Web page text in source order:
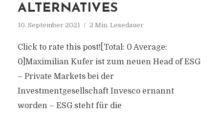
ALTERNATIVES
10. September 2021 2 Min. Lesedauer
Click to rate this post![Total: 0 Average:
0]Maximilian Kufer ist zum neuen Head of ESG
– Private Markets bei der
Investmentgesellschaft Invesco ernannt
worden – ESG steht für die